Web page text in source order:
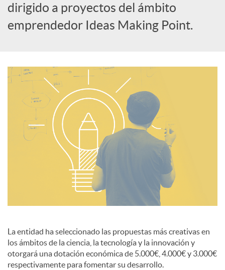
o
i
s
dirigido a proyectos del ámbito
emprendedor Ideas Making Point.
La entidad ha seleccionado las propuestas más creativas en
los ámbitos de la ciencia, la tecnología y la innovación y
otorgará una dotación económica de 5.000€, 4.000€ y 3.000€
respectivamente para fomentar su desarrollo.